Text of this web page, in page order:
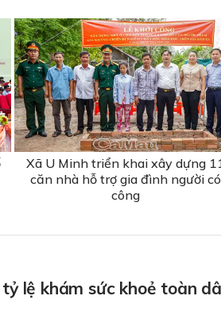
Xã U Minh triển khai xây dựng
căn nhà hỗ trợ gia đình người có
công
lệ khám sức khoẻ toàn